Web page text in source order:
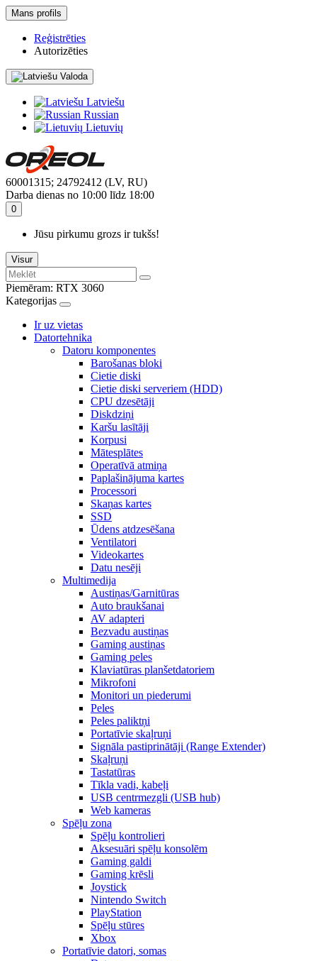
Mans profils
Reģistrēties
Autorizēties
Valoda
Latviešu
Russian
Lietuvių
60001315; 24792412 (LV, RU)
Darba dienas no 10:00 līdz 18:00
0
Jūsu pirkumu grozs ir tukšs!
Visur
Piemēram: RTX 3060
Kategorijas
Ir uz vietas
Datortehnika
Datoru komponentes
Barošanas bloki
Cietie diski
Cietie diski serveriem (HDD)
CPU dzesētāji
Diskdziņi
Karšu lasītāji
Korpusi
Mātesplātes
Operatīvā atmiņa
Paplašinājuma kartes
Processori
Skaņas kartes
SSD
Ūdens atdzesēšana
Ventilatori
Videokartes
Datu nesēji
Multimedija
Austiņas/Garnitūras
Auto braukšanai
AV adapteri
Bezvadu austiņas
Gaming austiņas
Gaming peles
Klaviatūras planšetdatoriem
Mikrofoni
Monitori un piederumi
Peles
Peles paliktņi
Portatīvie skaļruņi
Signāla pastiprinātāji (Range Extender)
Skaļruņi
Tastatūras
Tīkla vadi, kabeļi
USB centrmezgli (USB hub)
Web kameras
Spēļu zona
Spēļu kontrolieri
Aksesuāri spēļu konsolēm
Gaming galdi
Gaming krēsli
Joystick
Nintendo Switch
PlayStation
Spēļu stūres
Xbox
Portatīvie datori, somas